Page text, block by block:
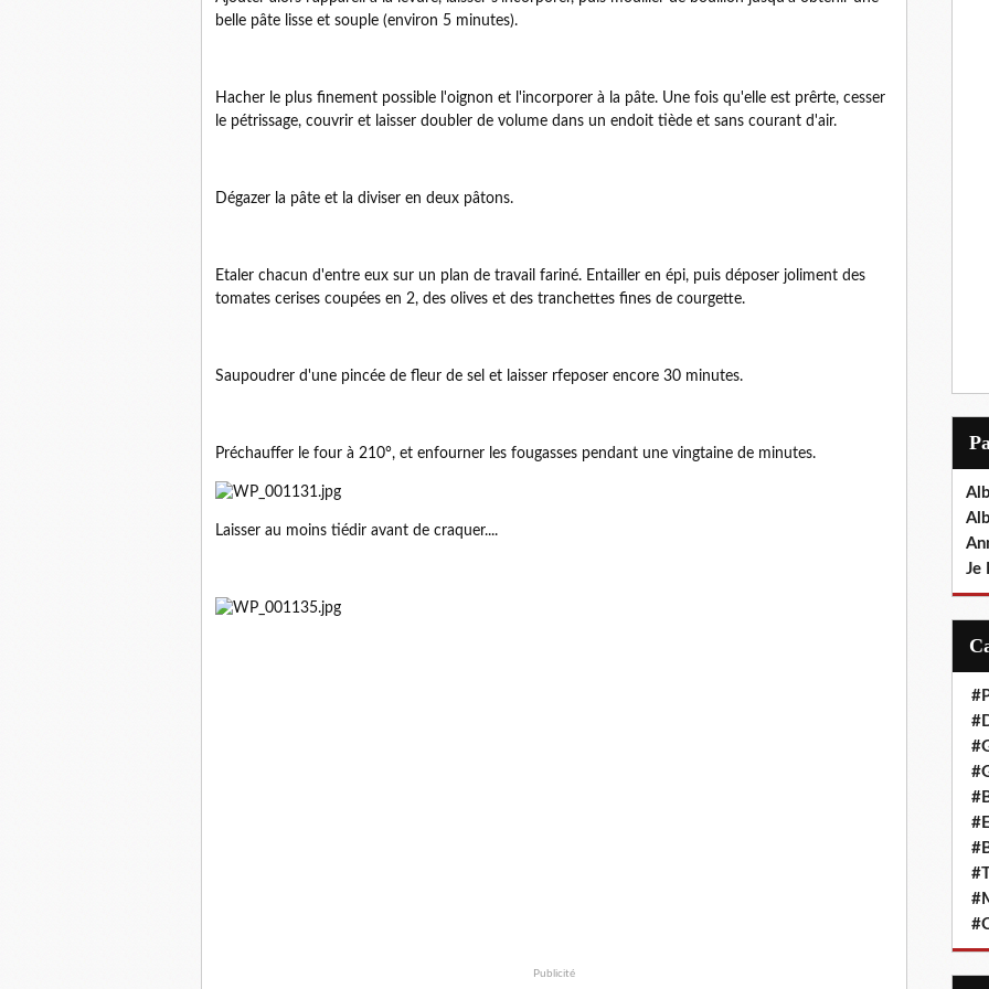
belle pâte lisse et souple (environ 5 minutes).
Hacher le plus finement possible l'oignon et l'incorporer à la pâte. Une fois qu'elle est prêrte, cesser
le pétrissage, couvrir et laisser doubler de volume dans un endoit tiède et sans courant d'air.
Dégazer la pâte et la diviser en deux pâtons.
Etaler chacun d'entre eux sur un plan de travail fariné. Entailler en épi, puis déposer joliment des
tomates cerises coupées en 2, des olives et des tranchettes fines de courgette.
Saupoudrer d'une pincée de fleur de sel et laisser rfeposer encore 30 minutes.
Préchauffer le four à 210°, et enfourner les fougasses pendant une vingtaine de minutes.
Laisser au moins tiédir avant de craquer....
Publicité
Je